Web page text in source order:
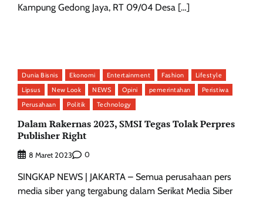
Kampung Gedong Jaya, RT 09/04 Desa […]
Dunia Bisnis Ekonomi Entertainment Fashion
Lifestyle
Lipsus
New Look NEWS Opini pemerintahan
Peristiwa
Perusahaan
Politik Technology
Dalam Rakernas 2023, SMSI Tegas Tolak Perpres
Publisher Right
8 Maret 2023 0
SINGKAP NEWS | JAKARTA – Semua perusahaan pers
media siber yang tergabung dalam Serikat Media Siber